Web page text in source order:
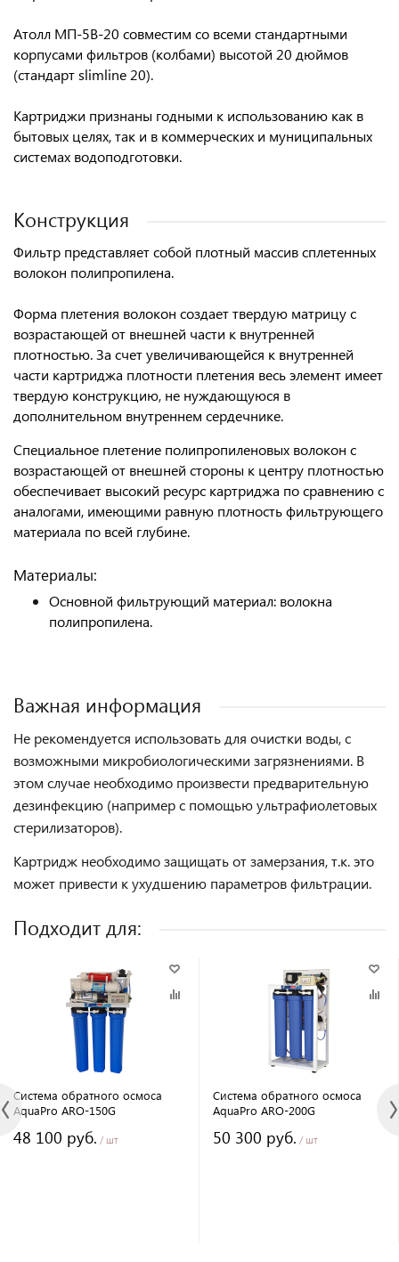
Атолл МП-5В-20 совместим со всеми стандартными
корпусами фильтров (колбами) высотой 20 дюймов
(стандарт slimline 20).
Картриджи признаны годными к использованию как в
бытовых целях, так и в коммерческих и муниципальных
системах водоподготовки.
Конструкция
Фильтр представляет собой плотный массив сплетенных
волокон полипропилена.
Форма плетения волокон создает твердую матрицу с
возрастающей от внешней части к внутренней
плотностью. За счет увеличивающейся к внутренней
части картриджа плотности плетения весь элемент имеет
твердую конструкцию, не нуждающуюся в
дополнительном внутреннем сердечнике.
Специальное плетение полипропиленовых волокон с
возрастающей от внешней стороны к центру плотностью
обеспечивает высокий ресурс картриджа по сравнению с
аналогами, имеющими равную плотность фильтрующего
материала по всей глубине.
Материалы:
Основной фильтрующий материал: волокна
полипропилена.
Важная информация
Не рекомендуется использовать для очистки воды, с
возможными микробиологическими загрязнениями. В
этом случае необходимо произвести предварительную
дезинфекцию (например с помощью ультрафиолетовых
стерилизаторов).
Картридж необходимо защищать от замерзания, т.к. это
может привести к ухудшению параметров фильтрации.
Подходит для:
Система обратного осмоса
AquaPro ARO-150G
48 100 руб. / шт
Система обратного осмоса
AquaPro ARO-200G
50 300 руб. / шт